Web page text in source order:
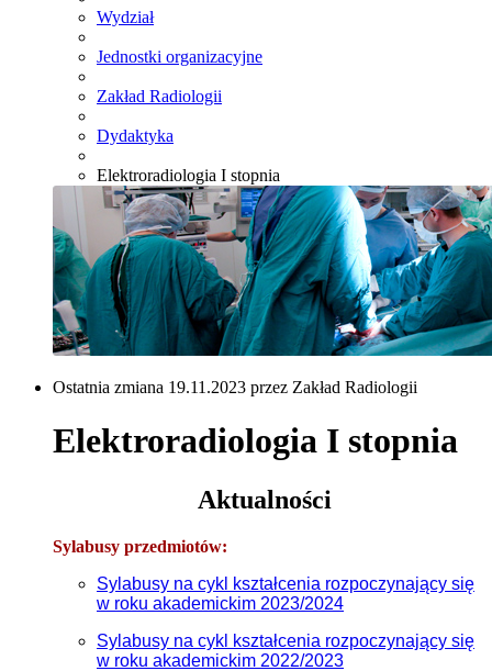
Wydział
Jednostki organizacyjne
Zakład Radiologii
Dydaktyka
Elektroradiologia I stopnia
Ostatnia zmiana 19.11.2023 przez Zakład Radiologii
Elektroradiologia I stopnia
Aktualności
Sylabusy przedmiotów:
Sylabusy na cykl kształcenia rozpoczynający się
w roku akademickim 2023/2024
Sylabusy na cykl kształcenia rozpoczynający się
w roku akademickim 2022/2023